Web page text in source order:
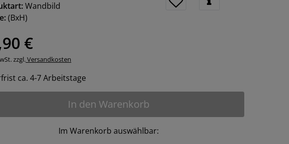
Wandbild
(BxH)
€
zzgl. Versandkosten
ca. 4-7 Arbeitstage
In den Warenkorb
Im Warenkorb auswählbar: